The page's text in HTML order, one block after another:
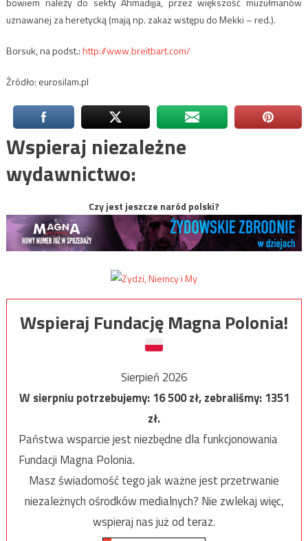
uznawanej za heretycką (mają np. zakaz wstępu do Mekki – red.).
Borsuk, na podst.:http://www.breitbart.com/
Źródło: eurosilam.pl
Wspieraj niezależne
wydawnictwo:
Czy jest jeszcze naród polski?
Wspieraj Fundację Magna Polonia!
Sierpień 2026
W sierpniu potrzebujemy:16 500zł, zebraliśmy:1351
zł.
Państwa wsparcie jest niezbędne dla funkcjonowania
Fundacji Magna Polonia.
Masz świadomość tego jak ważne jest przetrwanie
niezależnych ośrodków medialnych? Nie zwlekaj więc,
wspieraj nas już od teraz.